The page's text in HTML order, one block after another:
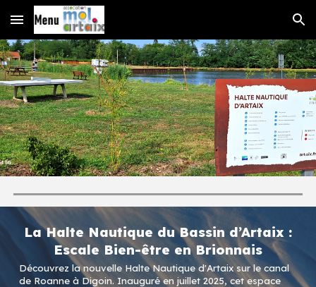
Skip to main content Skip to navigation
La Halte Nautique du Bassin d’Artaix :
Escale Bien-être en Brionnais
Découvrez la nouvelle Halte Nautique d'Artaix sur le canal
de Roanne à Digoin. Inauguré en juillet 2025, cet espace